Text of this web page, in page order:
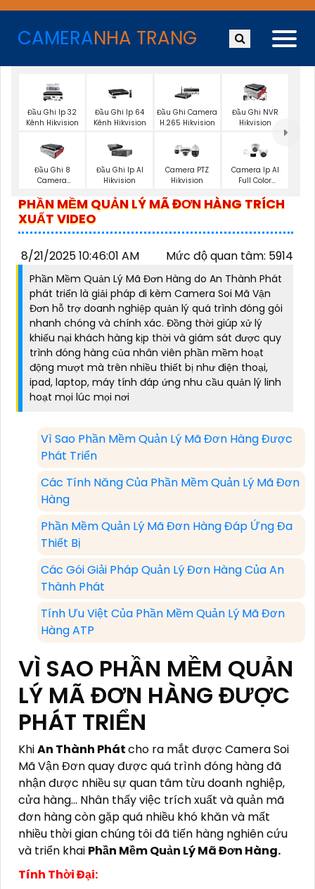
CAMERANHA TRANG
Đầu Ghi Ip 32
Kênh Hikvision
Đầu Ghi Ip 64
Kênh Hikvision
Đầu Ghi Camera
H.265 Hikvision
Đầu Ghi NVR
Hikvision
Đầu Ghi 8
Camera
Đầu Ghi Ip AI
Hikvision
Camera PTZ
Hikvision
Camera Ip AI
Full Color
PHẦN MỀM QUẢN LÝ MÃ ĐƠN HÀNG TRÍCH
XUẤT VIDEO
8/21/2025 10:46:01 AM Mức độ quan tâm: 5914
Phần Mềm Quản Lý Mã Đơn Hàng do An Thành Phát
phát triển là giải pháp đi kèm Camera Soi Mã Vận
Đơn hỗ trợ doanh nghiệp quản lý quá trình đóng gói
nhanh chóng và chính xác. Đồng thời giúp xử lý
khiếu nại khách hàng kịp thời và giám sát được quy
trình đóng hàng của nhân viên phần mềm hoạt
động mượt mà trên nhiều thiết bị như điện thoại,
ipad, laptop, máy tính đáp ứng nhu cầu quản lý linh
hoạt mọi lúc mọi nơi
Vì Sao Phần Mềm Quản Lý Mã Đơn Hàng Được
Phát Triển
Các Tính Năng Của Phần Mềm Quản Lý Mã Đơn
Hàng
Phần Mềm Quản Lý Mã Đơn Hàng Đáp Ứng Đa
Thiết Bị
Các Gói Giải Pháp Quản Lý Đơn Hàng Của An
Thành Phát
Tính Ưu Việt Của Phần Mềm Quản Lý Mã Đơn
Hàng ATP
VÌ SAO PHẦN MỀM QUẢN
LÝ MÃ ĐƠN HÀNG ĐƯỢC
PHÁT TRIỂN
KhiAn Thành Phátcho ra mắt được Camera Soi
Mã Vận Đơn quay được quá trình đóng hàng đã
nhận được nhiều sự quan tâm từu doanh nghiệp,
cửa hàng... Nhân thấy việc trích xuất và quản mã
đơn hàng còn gặp quá nhiều khó khăn và mất
nhiều thời gian chúng tôi đã tiến hàng nghiên cứu
và triển khai Phần Mềm Quản Lý Mã Đơn Hàng.
Tính Thời Đại: